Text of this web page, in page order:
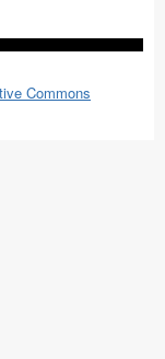
Commons